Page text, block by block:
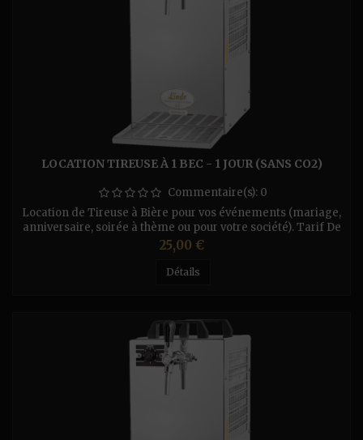
LOCATION TIREUSE À 1 BEC - 1 JOUR (SANS CO2)
Commentaire(s): 0
Location de Tireuse à Bière pour vos événements (mariage,
anniversaire, soirée à thème ou pour votre société). Tarif De
La Location : (Par Jour) - Pour la tireuse Perfecdraft (fût
de 6L) - 10€/Jour ou 20 € le Weekend. - Tireuse à Sec 1
Bec (sans Co²) Pratiquement on branche la prise électrique
Prix
25,00 €
Détails